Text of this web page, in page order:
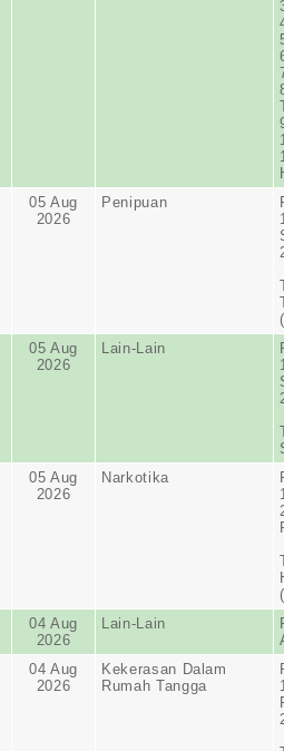
05 Aug
2026
Penipuan
05 Aug
2026
Lain-Lain
05 Aug
2026
Narkotika
04 Aug
2026
Lain-Lain
04 Aug
2026
Kekerasan Dalam
Rumah Tangga